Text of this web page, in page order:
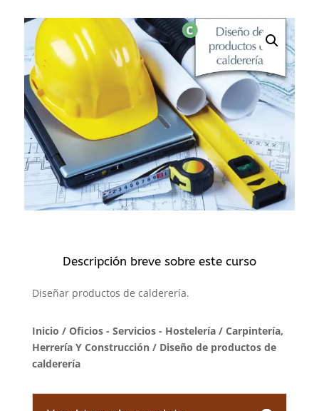
Descripción breve sobre este curso
Diseñar productos de calderería.
Inicio / Oficios - Servicios - Hostelería/ Carpintería,
Herrería Y Construcción/ Diseño de productos de
calderería